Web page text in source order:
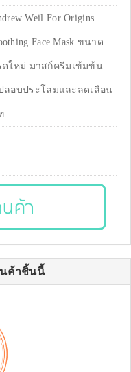
Weil For Origins
Face Mask ขนาด
ดใหม่ มาสก์ครีมเข้มข้น
ลอบประโลมและลดเลือน
ค้า
ค้าชิ้นนี้